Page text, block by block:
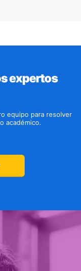
expertos
equipo para resolver
académico.